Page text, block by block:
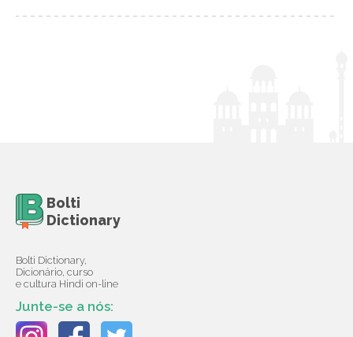
Bolti
Dictionary
Bolti Dictionary,
Dicionário, curso
e cultura Hindi on-line
Junte-se a nós: